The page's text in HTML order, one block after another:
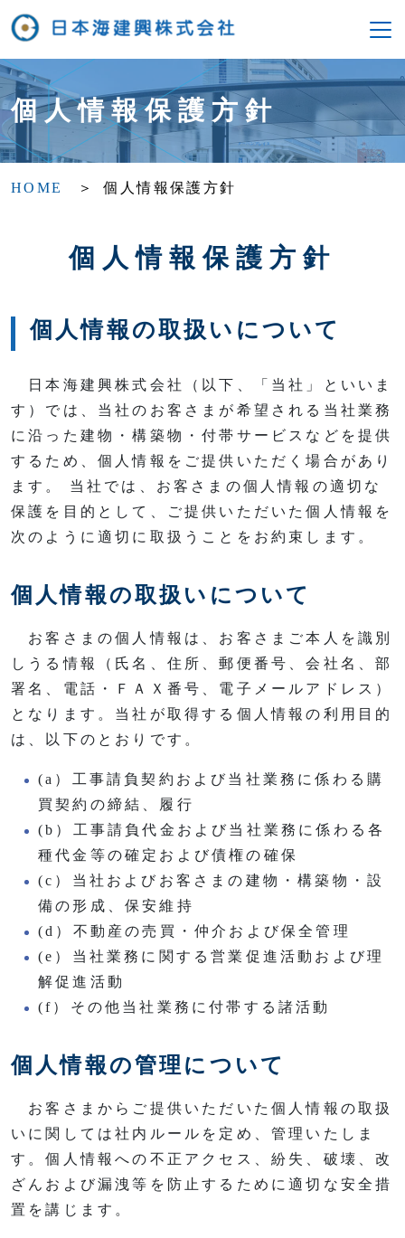
個人情報保護方針
HOME 個人情報保護方針
個人情報保護方針
個人情報の取扱いについて
日本海建興株式会社（以下、「当社」といいま
す）では、当社のお客さまが希望される当社業務
に沿った建物・構築物・付帯サービスなどを提供
するため、個人情報をご提供いただく場合があり
ます。 当社では、お客さまの個人情報の適切な
保護を目的として、ご提供いただいた個人情報を
次のように適切に取扱うことをお約束します。
個人情報の取扱いについて
お客さまの個人情報は、お客さまご本人を識別
しうる情報（氏名、住所、郵便番号、会社名、部
署名、電話・ＦＡＸ番号、電子メールアドレス）
となります。当社が取得する個人情報の利用目的
は、以下のとおりです。
(a）工事請負契約および当社業務に係わる購
買契約の締結、履行
(b）工事請負代金および当社業務に係わる各
種代金等の確定および債権の確保
(c）当社およびお客さまの建物・構築物・設
備の形成、保安維持
(d）不動産の売買・仲介および保全管理
(e）当社業務に関する営業促進活動および理
解促進活動
(f）その他当社業務に付帯する諸活動
個人情報の管理について
お客さまからご提供いただいた個人情報の取扱
いに関しては社内ルールを定め、管理いたしま
す。個人情報への不正アクセス、紛失、破壊、改
ざんおよび漏洩等を防止するために適切な安全措
置を講じます。